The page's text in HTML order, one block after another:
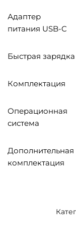
Адаптер
питания USB-C
Быстрая зарядка
Комплектация
Операционная
система
Дополнительная
комплектация